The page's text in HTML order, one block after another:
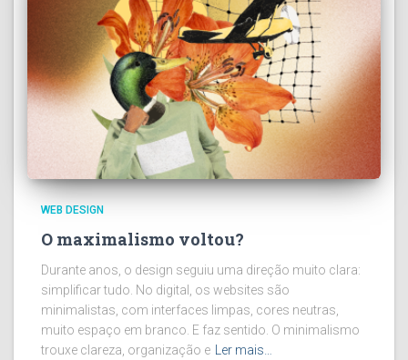
WEB DESIGN
O maximalismo voltou?
Durante anos, o design seguiu uma direção muito clara:
simplificar tudo. No digital, os websites são
minimalistas, com interfaces limpas, cores neutras,
muito espaço em branco. E faz sentido. O minimalismo
trouxe clareza, organização e
Ler mais…